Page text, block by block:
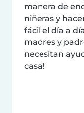
manera de
niñeras y
fácil el día a
madres y
necesitan
casa!